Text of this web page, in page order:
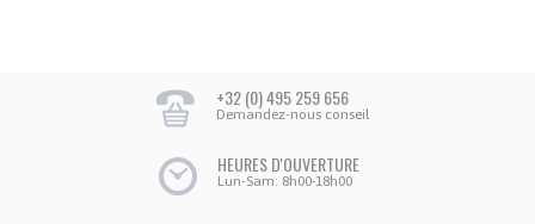
+32 (0) 495 259 656
Demandez-nous conseil
HEURES D'OUVERTURE
Lun-Sam: 8h00-18h00